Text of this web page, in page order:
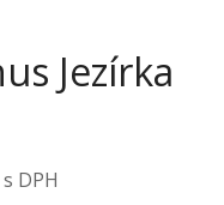
Jezírka
DPH